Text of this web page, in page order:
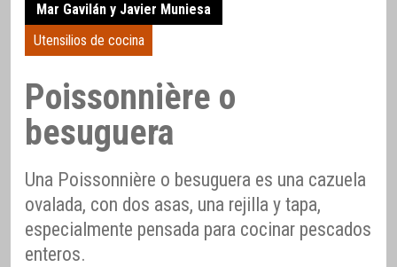
Mar Gavilán y Javier Muniesa
Utensilios de cocina
Poissonnière o
besuguera
Una Poissonnière o besuguera es una cazuela
ovalada, con dos asas, una rejilla y tapa,
especialmente pensada para cocinar pescados
enteros.